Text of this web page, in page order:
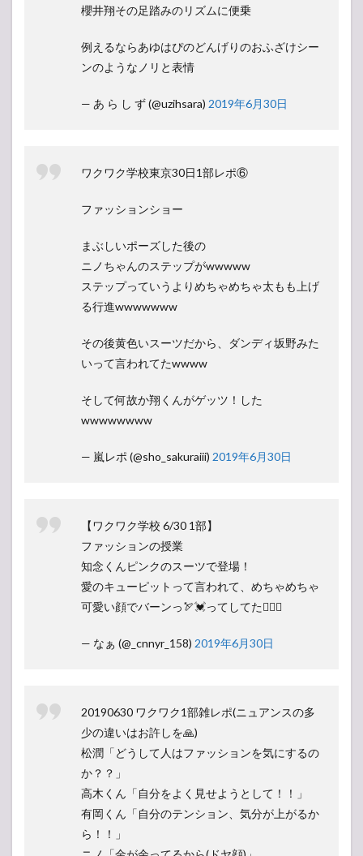
櫻井翔その足踏みのリズムに便乗
例えるならあゆはぴのどんげりのおふざけシー
ンのようなノリと表情
— あ ら し ず (@uzihsara) 2019年6月30日
ワクワク学校東京30日1部レポ⑥
ファッションショー
まぶしいポーズした後の
ニノちゃんのステップがwwwww
ステップっていうよりめちゃめちゃ太もも上げ
る行進wwwwwww
その後黄色いスーツだから、ダンディ坂野みた
いって言われてたwwww
そして何故か翔くんがゲッツ！した
wwwwwwww
— 嵐レポ (@sho_sakuraiii) 2019年6月30日
【ワクワク学校 6/30 1部】
ファッションの授業
知念くんピンクのスーツで登場！
愛のキューピットって言われて、めちゃめちゃ
可愛い顔でバーンっ🏹💓ってしてた🤦🏻‍♀️
— なぁ (@_cnnyr_158) 2019年6月30日
20190630 ワクワク1部雑レポ(ニュアンスの多
少の違いはお許しを🙏)
松潤「どうして人はファッションを気にするの
か？？」
高木くん「自分をよく見せようとして！！」
有岡くん「自分のテンション、気分が上がるか
ら！！」